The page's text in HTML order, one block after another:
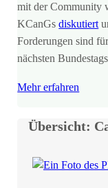
mit der Community
KCanGsdiskutiert
Forderungen sind
nächsten
Mehr erfahren
Übersicht: